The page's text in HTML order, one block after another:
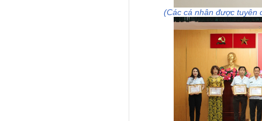
(Các cá nhân được tuyên